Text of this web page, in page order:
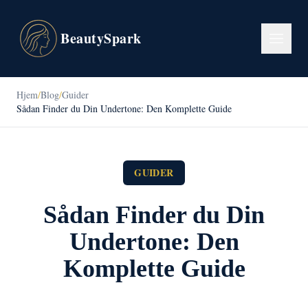
BeautySpark
Hjem/Blog/Guider
Sådan Finder du Din Undertone: Den Komplette Guide
GUIDER
Sådan Finder du Din
Undertone: Den
Komplette Guide